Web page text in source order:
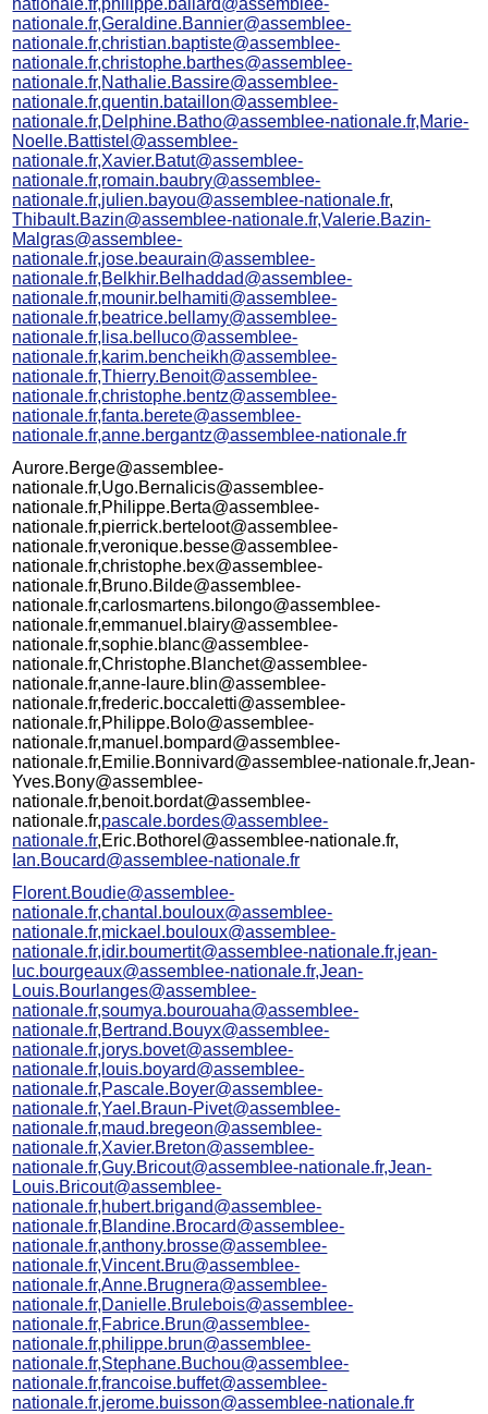
nationale.fr,philippe.ballard@assemblee-
nationale.fr,Geraldine.Bannier@assemblee-
nationale.fr,christian.baptiste@assemblee-
nationale.fr,christophe.barthes@assemblee-
nationale.fr,Nathalie.Bassire@assemblee-
nationale.fr,quentin.bataillon@assemblee-
nationale.fr,Delphine.Batho@assemblee-nationale.fr,Marie-
Noelle.Battistel@assemblee-
nationale.fr,Xavier.Batut@assemblee-
nationale.fr,romain.baubry@assemblee-
nationale.fr,julien.bayou@assemblee-nationale.fr,
Thibault.Bazin@assemblee-nationale.fr,Valerie.Bazin-
Malgras@assemblee-
nationale.fr,jose.beaurain@assemblee-
nationale.fr,Belkhir.Belhaddad@assemblee-
nationale.fr,mounir.belhamiti@assemblee-
nationale.fr,beatrice.bellamy@assemblee-
nationale.fr,lisa.belluco@assemblee-
nationale.fr,karim.bencheikh@assemblee-
nationale.fr,Thierry.Benoit@assemblee-
nationale.fr,christophe.bentz@assemblee-
nationale.fr,fanta.berete@assemblee-
nationale.fr,anne.bergantz@assemblee-nationale.fr
Aurore.Berge@assemblee-
nationale.fr,Ugo.Bernalicis@assemblee-
nationale.fr,Philippe.Berta@assemblee-
nationale.fr,pierrick.berteloot@assemblee-
nationale.fr,veronique.besse@assemblee-
nationale.fr,christophe.bex@assemblee-
nationale.fr,Bruno.Bilde@assemblee-
nationale.fr,carlosmartens.bilongo@assemblee-
nationale.fr,emmanuel.blairy@assemblee-
nationale.fr,sophie.blanc@assemblee-
nationale.fr,Christophe.Blanchet@assemblee-
nationale.fr,anne-laure.blin@assemblee-
nationale.fr,frederic.boccaletti@assemblee-
nationale.fr,Philippe.Bolo@assemblee-
nationale.fr,manuel.bompard@assemblee-
nationale.fr,Emilie.Bonnivard@assemblee-nationale.fr,Jean-
Yves.Bony@assemblee-
nationale.fr,benoit.bordat@assemblee-
nationale.fr,pascale.bordes@assemblee-
nationale.fr,Eric.Bothorel@assemblee-nationale.fr,
Ian.Boucard@assemblee-nationale.fr
Florent.Boudie@assemblee-
nationale.fr,chantal.bouloux@assemblee-
nationale.fr,mickael.bouloux@assemblee-
nationale.fr,idir.boumertit@assemblee-nationale.fr,jean-
luc.bourgeaux@assemblee-nationale.fr,Jean-
Louis.Bourlanges@assemblee-
nationale.fr,soumya.bourouaha@assemblee-
nationale.fr,Bertrand.Bouyx@assemblee-
nationale.fr,jorys.bovet@assemblee-
nationale.fr,louis.boyard@assemblee-
nationale.fr,Pascale.Boyer@assemblee-
nationale.fr,Yael.Braun-Pivet@assemblee-
nationale.fr,maud.bregeon@assemblee-
nationale.fr,Xavier.Breton@assemblee-
nationale.fr,Guy.Bricout@assemblee-nationale.fr,Jean-
Louis.Bricout@assemblee-
nationale.fr,hubert.brigand@assemblee-
nationale.fr,Blandine.Brocard@assemblee-
nationale.fr,anthony.brosse@assemblee-
nationale.fr,Vincent.Bru@assemblee-
nationale.fr,Anne.Brugnera@assemblee-
nationale.fr,Danielle.Brulebois@assemblee-
nationale.fr,Fabrice.Brun@assemblee-
nationale.fr,philippe.brun@assemblee-
nationale.fr,Stephane.Buchou@assemblee-
nationale.fr,francoise.buffet@assemblee-
nationale.fr,jerome.buisson@assemblee-nationale.fr